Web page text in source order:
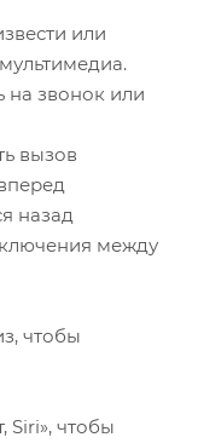
или
на звонок или
вызов
назад
между
чтобы
Siri», чтобы